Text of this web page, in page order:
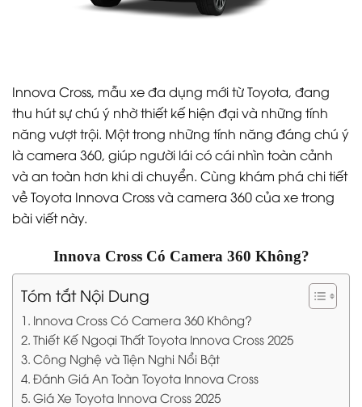
Innova Cross, mẫu xe đa dụng mới từ Toyota, đang
thu hút sự chú ý nhờ thiết kế hiện đại và những tính
năng vượt trội. Một trong những tính năng đáng chú ý
là camera 360, giúp người lái có cái nhìn toàn cảnh
và an toàn hơn khi di chuyển. Cùng khám phá chi tiết
về Toyota Innova Cross và camera 360 của xe trong
bài viết này.
Innova Cross Có Camera 360 Không?
Tóm tắt Nội Dung
Innova Cross Có Camera 360 Không?
Thiết Kế Ngoại Thất Toyota Innova Cross 2025
Công Nghệ và Tiện Nghi Nổi Bật
Đánh Giá An Toàn Toyota Innova Cross
Giá Xe Toyota Innova Cross 2025